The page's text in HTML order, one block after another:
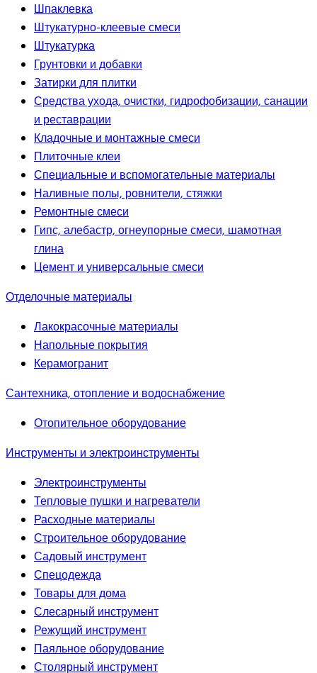
Шпаклевка
Штукатурно-клеевые смеси
Штукатурка
Грунтовки и добавки
Затирки для плитки
Средства ухода, очистки, гидрофобизации, санации
и реставрации
Кладочные и монтажные смеси
Плиточные клеи
Специальные и вспомогательные материалы
Наливные полы, ровнители, стяжки
Ремонтные смеси
Гипс, алебастр, огнеупорные смеси, шамотная
глина
Цемент и универсальные смеси
Отделочные материалы
Лакокрасочные материалы
Напольные покрытия
Керамогранит
Сантехника, отопление и водоснабжение
Отопительное оборудование
Инструменты и электроинструменты
Электроинструменты
Тепловые пушки и нагреватели
Расходные материалы
Строительное оборудование
Садовый инструмент
Спецодежда
Товары для дома
Слесарный инструмент
Режущий инструмент
Паяльное оборудование
Столярный инструмент